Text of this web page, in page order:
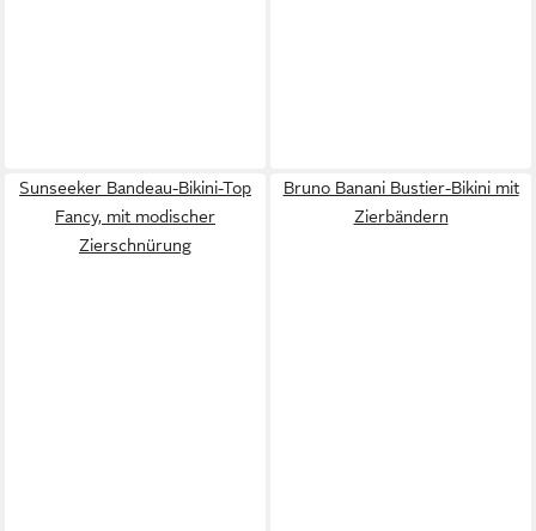
Sunseeker Bandeau-Bikini-Top
Fancy, mit modischer
Zierschnürung
Bruno Banani Bustier-Bikini mit
Zierbändern